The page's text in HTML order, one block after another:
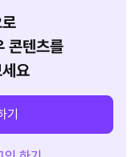
콘텐츠를
요
기